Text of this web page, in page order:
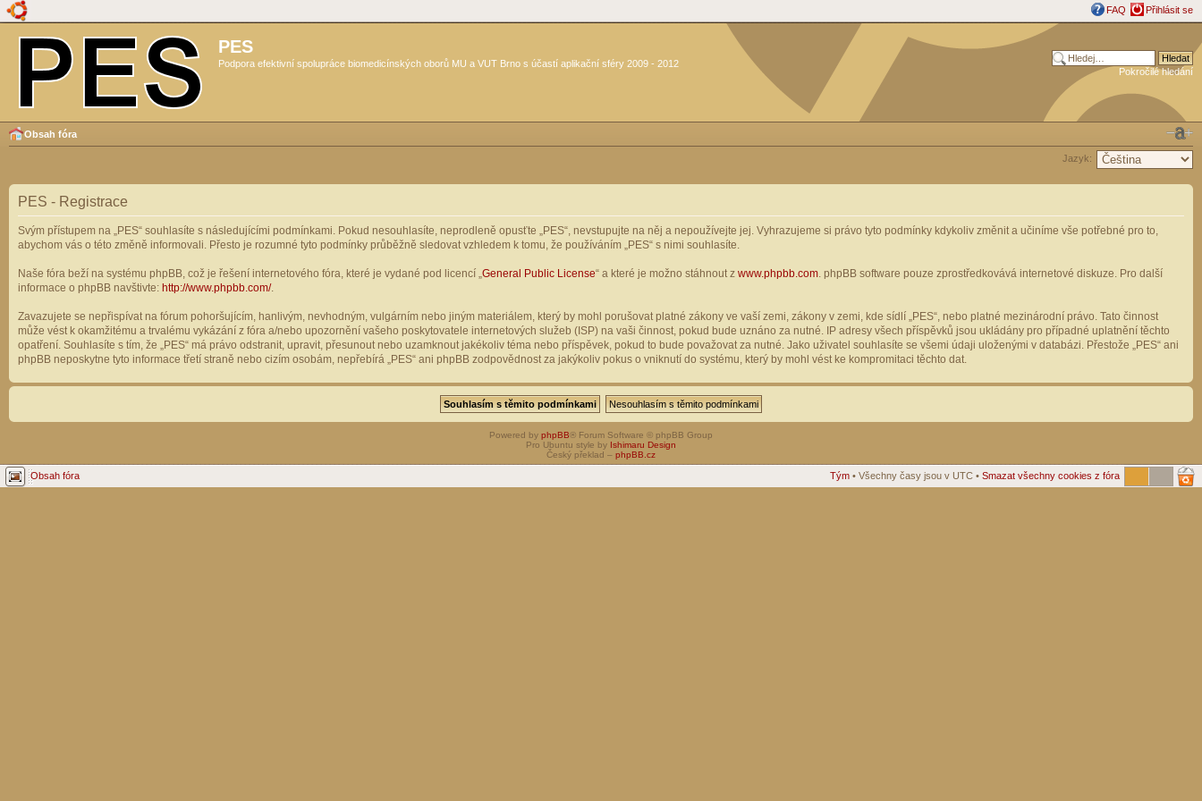
FAQ Přihlásit se
PES
Podpora efektivní spolupráce biomedicínských oborů MU a VUT Brno s účastí aplikační sféry 2009 - 2012
Pokročilé hledání
Obsah fóra
Jazyk:
PES - Registrace
Svým přístupem na „PES“ souhlasíte s následujícími podmínkami. Pokud nesouhlasíte, neprodleně opusťte „PES“, nevstupujte na něj a nepoužívejte jej. Vyhrazujeme si právo tyto podmínky kdykoliv změnit a učiníme vše potřebné pro to,
abychom vás o této změně informovali. Přesto je rozumné tyto podmínky průběžně sledovat vzhledem k tomu, že používáním „PES“ s nimi souhlasíte.
Naše fóra beží na systému phpBB, což je řešení internetového fóra, které je vydané pod licencí „ General Public License“ a které je možno stáhnout z www.phpbb.com . phpBB software pouze zprostředkovává internetové diskuze. Pro další
informace o phpBB navštivte: http://www.phpbb.com/.
Zavazujete se nepřispívat na fórum pohoršujícím, hanlivým, nevhodným, vulgárním nebo jiným materiálem, který by mohl porušovat platné zákony ve vaší zemi, zákony v zemi, kde sídlí „PES“, nebo platné mezinárodní právo. Tato činnost
může vést k okamžitému a trvalému vykázání z fóra a/nebo upozornění vašeho poskytovatele internetových služeb (ISP) na vaši činnost, pokud bude uznáno za nutné. IP adresy všech příspěvků jsou ukládány pro případné uplatnění těchto
opatření. Souhlasíte s tím, že „PES“ má právo odstranit, upravit, přesunout nebo uzamknout jakékoliv téma nebo příspěvek, pokud to bude považovat za nutné. Jako uživatel souhlasíte se všemi údaji uloženými v databázi. Přestože „PES“ ani
phpBB neposkytne tyto informace třetí straně nebo cizím osobám, nepřebírá „PES“ ani phpBB zodpovědnost za jakýkoliv pokus o vniknutí do systému, který by mohl vést ke kompromitaci těchto dat.
Powered by phpBB® Forum Software © phpBB Group
Pro Ubuntu style by Ishimaru Design
Český překlad – phpBB.cz
Obsah fóra Tým • Všechny časy jsou v UTC • Smazat všechny cookies z fóra